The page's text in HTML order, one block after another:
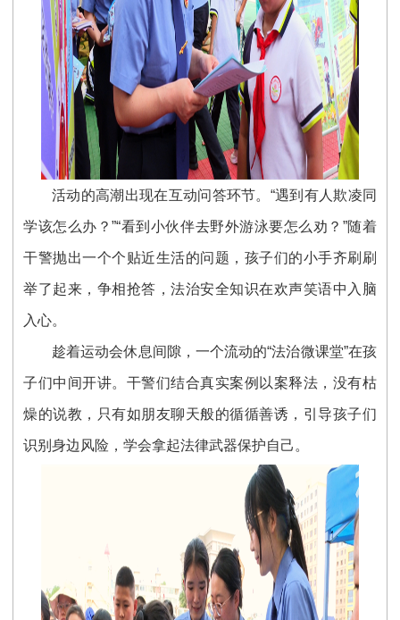
活动的高潮出现在互动问答环节。“遇到有人欺凌同
学该怎么办？”“看到小伙伴去野外游泳要怎么劝？”随着
干警抛出一个个贴近生活的问题，孩子们的小手齐刷刷
举了起来，争相抢答，法治安全知识在欢声笑语中入脑
入心。
趁着运动会休息间隙，一个流动的“法治微课堂”在孩
子们中间开讲。干警们结合真实案例以案释法，没有枯
燥的说教，只有如朋友聊天般的循循善诱，引导孩子们
识别身边风险，学会拿起法律武器保护自己。